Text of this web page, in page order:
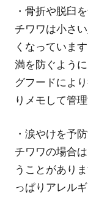
・骨折や脱臼
チワワは小さ
くなっていま
満を防ぐよう
グフードによ
りメモして管
・涙やけを予
チワワの場合
うことがあり
っぱりアレル